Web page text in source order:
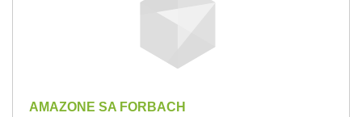
AMAZONE SA FORBACH